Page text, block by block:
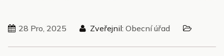
28 Pro, 2025 Zveřejnil: Obecní úřad